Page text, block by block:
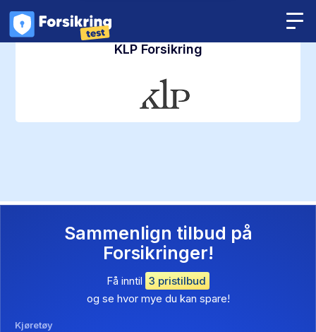
KLP Forsikring
Sammenlign tilbud på
Forsikringer!
Få inntil 3 pristilbud
og se hvor mye du kan spare!
Kjøretøy